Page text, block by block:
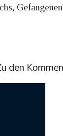
den